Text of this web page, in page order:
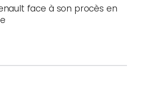
face à son procès en